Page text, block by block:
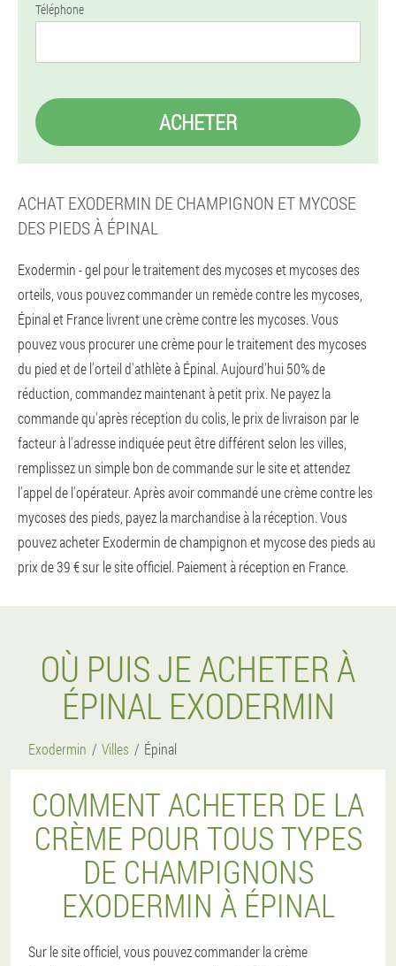
Téléphone
ACHETER
ACHAT EXODERMIN DE CHAMPIGNON ET MYCOSE
DES PIEDS À ÉPINAL
Exodermin - gel pour le traitement des mycoses et mycoses des
orteils, vous pouvez commander un remède contre les mycoses,
Épinal et France livrent une crème contre les mycoses. Vous
pouvez vous procurer une crème pour le traitement des mycoses
du pied et de l'orteil d'athlète à Épinal. Aujourd'hui 50% de
réduction, commandez maintenant à petit prix. Ne payez la
commande qu'après réception du colis, le prix de livraison par le
facteur à l'adresse indiquée peut être différent selon les villes,
remplissez un simple bon de commande sur le site et attendez
l'appel de l'opérateur. Après avoir commandé une crème contre les
mycoses des pieds, payez la marchandise à la réception. Vous
pouvez acheter Exodermin de champignon et mycose des pieds au
prix de 39 € sur le site officiel. Paiement à réception en France.
OÙ PUIS JE ACHETER À
ÉPINAL EXODERMIN
Exodermin Villes Épinal
COMMENT ACHETER DE LA
CRÈME POUR TOUS TYPES
DE CHAMPIGNONS
EXODERMIN À ÉPINAL
Sur le site officiel, vous pouvez commander la crème